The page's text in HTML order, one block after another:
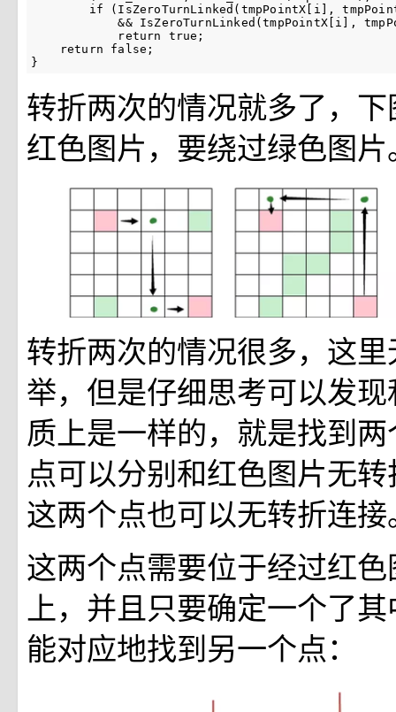
if (IsZeroTurnLinked(tmpPointX[i],
&& IsZeroTurnLinked(tmpPointX[i],
            return true;
    return false;
}
转折两次的情况就多了，
红色图片，要绕过绿色图片
转折两次的情况很多，这
举，但是仔细思考可以发
质上是一样的，就是找到
点可以分别和红色图片无
这两个点也可以无转折连接
这两个点需要位于经过红
上，并且只要确定一个了
能对应地找到另一个点：